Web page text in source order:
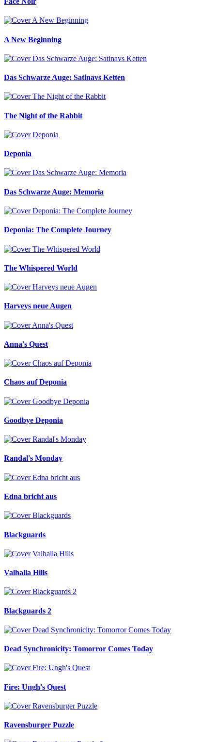
A New Beginning
Das Schwarze Auge: Satinavs Ketten
The Night of the Rabbit
Deponia
Das Schwarze Auge: Memoria
Deponia: The Complete Journey
The Whispered World
Harveys neue Augen
Anna's Quest
Chaos auf Deponia
Goodbye Deponia
Randal's Monday
Edna bricht aus
Blackguards
Valhalla Hills
Blackguards 2
Dead Synchronicity: Tomorror Comes Today
Fire: Ungh's Quest
Ravensburger Puzzle